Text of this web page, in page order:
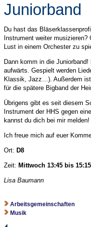
Juniorband
Du hast das
Instrument weiter
Lust in einem Orchester zu
Dann komm in die
aufwärts. Gespielt werden
Klassik, Jazz…). Außerdem
für die spätere Bigband der
Übrigens gibt es seit diesem
Instrument der HHS gegen
kannst du dich bei mir melden!
Ich freue mich auf euer
Ort: D8
Zeit: Mittwoch 13:45 bis
Lisa Baumann
Arbeitsgemeinschaften
Musik